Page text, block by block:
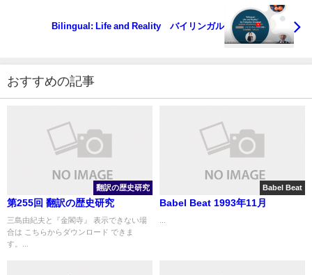
Bilingual: Life and Reality バイリンガル
おすすめの記事
翻訳の歴史研究
第255回 翻訳の歴史研究
三島由紀夫と『金閣寺』 表示できない場
合は こちらからダウンロード できま
す。...
Babel Beat
Babel Beat 1993年11月